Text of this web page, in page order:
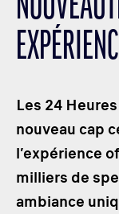
Les 24
nouveau cap
l’expérience
milliers de
ambiance